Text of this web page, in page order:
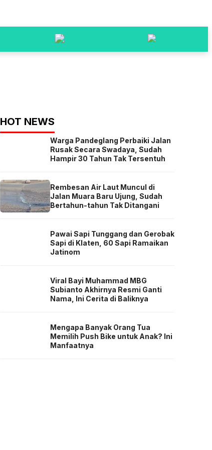
HOT NEWS
Warga Pandeglang Perbaiki Jalan
Rusak Secara Swadaya, Sudah
Hampir 30 Tahun Tak Tersentuh
Rembesan Air Laut Muncul di
Jalan Muara Baru Ujung, Sudah
Bertahun-tahun Tak Ditangani
Pawai Sapi Tunggang dan Gerobak
Sapi di Klaten, 60 Sapi Ramaikan
Jatinom
Viral Bayi Muhammad MBG
Subianto Akhirnya Resmi Ganti
Nama, Ini Cerita di Baliknya
Mengapa Banyak Orang Tua
Memilih Push Bike untuk Anak? Ini
Manfaatnya